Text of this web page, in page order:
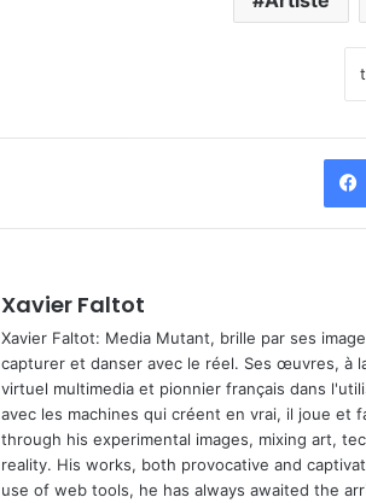
Xavier Faltot
Xavier Faltot: Media Mutant, brille par ses
capturer et danser avec le réel. Ses œuvres, à
virtuel multimedia et pionnier français dans
avec les machines qui créent en vrai, il joue et
through his experimental images, mixing art,
reality. His works, both provocative and
use of web tools, he has always awaited the